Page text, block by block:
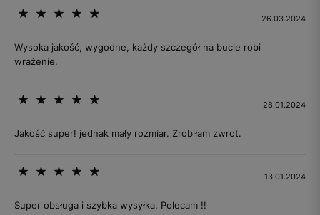
26.03.2024
Wysoka jakość, wygodne, każdy szczegół na bucie robi
wrażenie.
28.01.2024
Jakość super! jednak mały rozmiar. Zrobiłam zwrot.
13.01.2024
Super obsługa i szybka wysyłka. Polecam !!